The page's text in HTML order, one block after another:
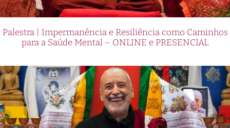
Palestra | Impermanência e Resiliência como Caminhos
para a Saúde Mental – ONLINE e PRESENCIAL